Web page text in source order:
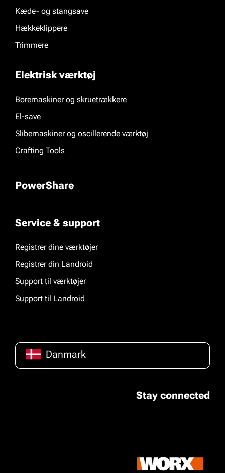
Kæde- og stangsave
Hækkeklippere
Trimmere
Elektrisk værktøj
Boremaskiner og skruetrækkere
El-save
Slibemaskiner og oscillerende værktøj
Crafting Tools
PowerShare
Service & support
Registrer dine værktøjer
Registrer din Landroid
Support til værktøjer
Support til Landroid
Danmark
Stay connected